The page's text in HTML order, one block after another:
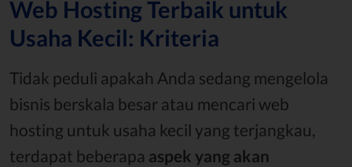
Web Hosting Terbaik untuk
Usaha Kecil: Kriteria
Tidak peduli apakah Anda sedang mengelola
bisnis berskala besar atau mencari web
hosting untuk usaha kecil yang terjangkau,
terdapat beberapa aspek yang akan